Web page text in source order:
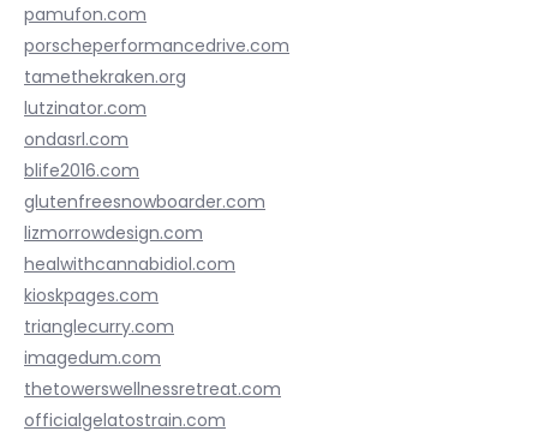
pamufon.com
porscheperformancedrive.com
tamethekraken.org
lutzinator.com
ondasrl.com
blife2016.com
glutenfreesnowboarder.com
lizmorrowdesign.com
healwithcannabidiol.com
kioskpages.com
trianglecurry.com
imagedum.com
thetowerswellnessretreat.com
officialgelatostrain.com